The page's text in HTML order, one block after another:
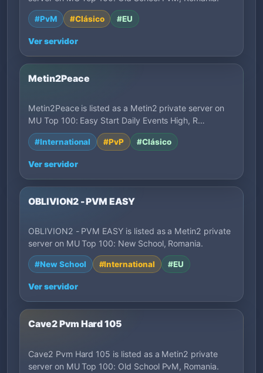
#PvM #Clásico #EU
Ver servidor
Metin2Peace
Metin2Peace is listed as a Metin2 private server on
MU Top 100: Easy Start Daily Events High, R…
#International #PvP #Clásico
Ver servidor
OBLIVION2 - PVM EASY
OBLIVION2 - PVM EASY is listed as a Metin2 private
server on MU Top 100: New School, Romania.
#New School #International #EU
Ver servidor
Cave2 Pvm Hard 105
Cave2 Pvm Hard 105 is listed as a Metin2 private
server on MU Top 100: Old School PvM, Romania.